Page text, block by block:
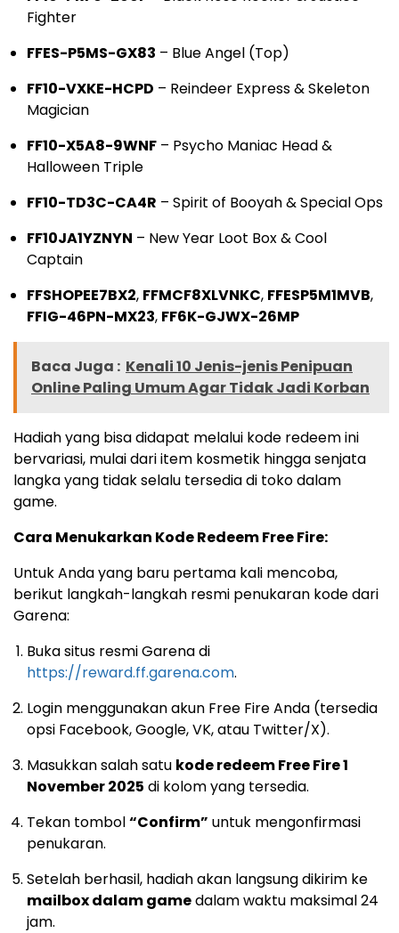
Fighter
FFES-P5MS-GX83 – Blue Angel (Top)
FF10-VXKE-HCPD – Reindeer Express & Skeleton
Magician
FF10-X5A8-9WNF – Psycho Maniac Head &
Halloween Triple
FF10-TD3C-CA4R – Spirit of Booyah & Special Ops
FF10JA1YZNYN – New Year Loot Box & Cool
Captain
FFSHOPEE7BX2, FFMCF8XLVNKC, FFESP5M1MVB,
FFIG-46PN-MX23, FF6K-GJWX-26MP
Baca Juga : Kenali 10 Jenis-jenis Penipuan
Online Paling Umum Agar Tidak Jadi Korban
Hadiah yang bisa didapat melalui kode redeem ini
bervariasi, mulai dari item kosmetik hingga senjata
langka yang tidak selalu tersedia di toko dalam
game.
Cara Menukarkan Kode Redeem Free Fire:
Untuk Anda yang baru pertama kali mencoba,
berikut langkah-langkah resmi penukaran kode dari
Garena:
Buka situs resmi Garena di
https://reward.ff.garena.com.
Login menggunakan akun Free Fire Anda (tersedia
opsi Facebook, Google, VK, atau Twitter/X).
Masukkan salah satu kode redeem Free Fire 1
November 2025 di kolom yang tersedia.
Tekan tombol“Confirm” untuk mengonfirmasi
penukaran.
Setelah berhasil, hadiah akan langsung dikirim ke
mailbox dalam gamedalam waktu maksimal 24
jam.